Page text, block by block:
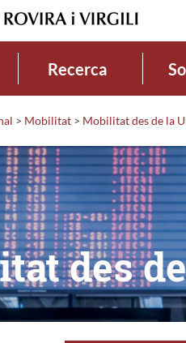
Recerca
> Mobilitat > Mobilitat des de la
des